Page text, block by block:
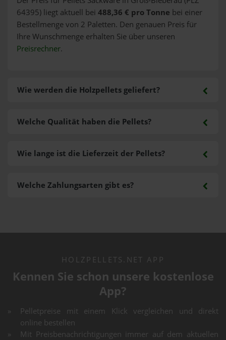
64395) liegt aktuell bei 488,36 € pro Tonne bei einer
Bestellmenge von 2 Paletten. Den genauen Preis für
Ihre Wunschmenge erhalten Sie über unseren
Preisrechner.
Wie werden die Holzpellets geliefert?
Welche Zahlungsarten gibt es?
Welche Qualität haben die Pellets?
Wie lange ist die Lieferzeit der Pellets?
HOLZPELLETS.NET APP
Kennen Sie schon unsere kostenlose
App?
Pelletpreise mit einem Klick vergleichen und direkt
online bestellen
Mit Preisbenachrichtigungen immer auf dem aktuellen